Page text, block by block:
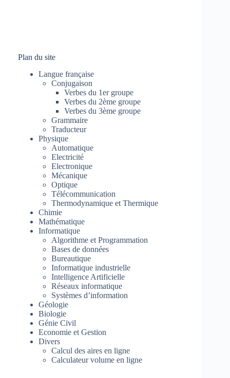
Plan du site
Langue française
Conjugaison
Verbes du 1er groupe
Verbes du 2ème groupe
Verbes du 3ème groupe
Grammaire
Traducteur
Physique
Automatique
Electricité
Electronique
Mécanique
Optique
Télécommunication
Thermodynamique et Thermique
Chimie
Mathématique
Informatique
Algorithme et Programmation
Bases de données
Bureautique
Informatique industrielle
Intelligence Artificielle
Réseaux informatique
Systèmes d’information
Géologie
Biologie
Génie Civil
Economie et Gestion
Divers
Calcul des aires en ligne
Calculateur volume en ligne